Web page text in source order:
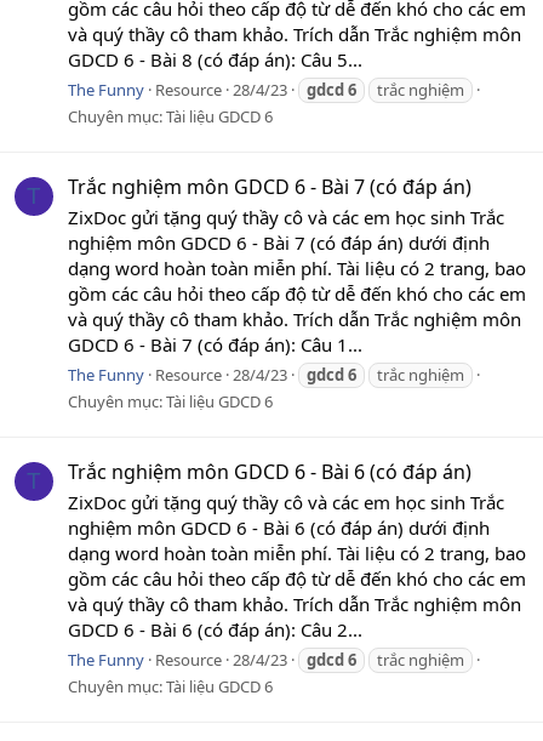
gồm các câu hỏi theo cấp độ từ dễ đến khó cho các em
và quý thầy cô tham khảo. Trích dẫn Trắc nghiệm môn
GDCD 6 - Bài 8 (có đáp án): Câu 5...
The Funny Resource 28/4/23 gdcd6
trắc nghiệm
Chuyên mục:Tài liệu GDCD 6
T Trắc nghiệm môn GDCD 6 - Bài 7 (có đáp án)
ZixDoc gửi tặng quý thầy cô và các em học sinh Trắc
nghiệm môn GDCD 6 - Bài 7 (có đáp án) dưới định
dạng word hoàn toàn miễn phí. Tài liệu có 2 trang, bao
gồm các câu hỏi theo cấp độ từ dễ đến khó cho các em
và quý thầy cô tham khảo. Trích dẫn Trắc nghiệm môn
GDCD 6 - Bài 7 (có đáp án): Câu 1...
The Funny Resource 28/4/23 gdcd6
trắc nghiệm
Chuyên mục:Tài liệu GDCD 6
T Trắc nghiệm môn GDCD 6 - Bài 6 (có đáp án)
ZixDoc gửi tặng quý thầy cô và các em học sinh Trắc
nghiệm môn GDCD 6 - Bài 6 (có đáp án) dưới định
dạng word hoàn toàn miễn phí. Tài liệu có 2 trang, bao
gồm các câu hỏi theo cấp độ từ dễ đến khó cho các em
và quý thầy cô tham khảo. Trích dẫn Trắc nghiệm môn
GDCD 6 - Bài 6 (có đáp án): Câu 2...
The Funny Resource 28/4/23 gdcd6
trắc nghiệm
Chuyên mục:Tài liệu GDCD 6